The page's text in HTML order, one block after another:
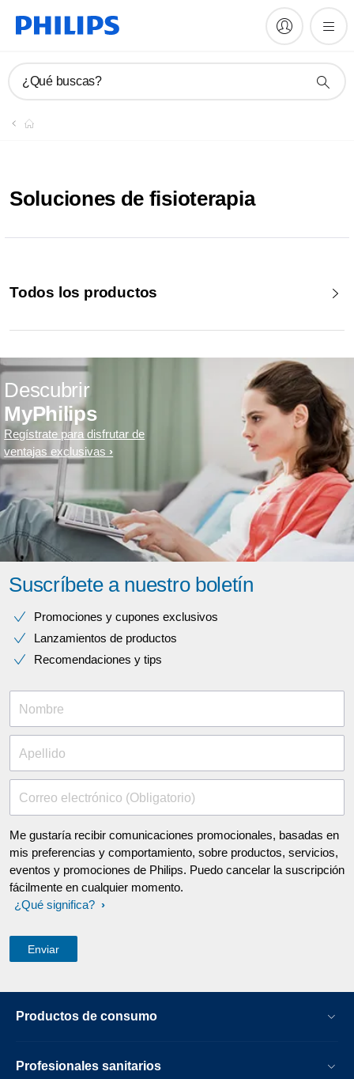
¿Qué buscas?
Soluciones de fisioterapia
Todos los productos
Descubrir
MyPhilips
Regístrate para disfrutar de
ventajas exclusivas
Suscríbete a nuestro boletín
Promociones y cupones exclusivos
Lanzamientos de productos
Recomendaciones y tips
Nombre
Apellido
Correo electrónico (Obligatorio)
Me gustaría recibir comunicaciones promocionales, basadas en
mis preferencias y comportamiento, sobre productos, servicios,
eventos y promociones de Philips. Puedo cancelar la suscripción
fácilmente en cualquier momento.
¿Qué significa?
Productos de consumo
Profesionales sanitarios